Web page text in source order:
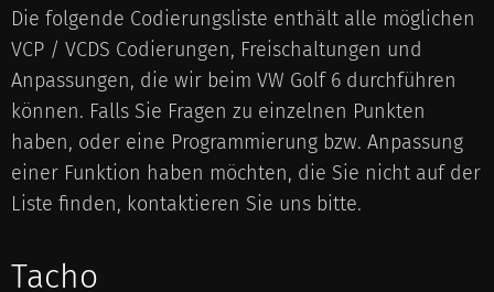
Die folgende Codierungsliste enthält alle möglichen
VCP / VCDS Codierungen, Freischaltungen und
Anpassungen, die wir beim VW Golf 6 durchführen
können. Falls Sie Fragen zu einzelnen Punkten
haben, oder eine Programmierung bzw. Anpassung
einer Funktion haben möchten, die Sie nicht auf der
Liste finden, kontaktieren Sie uns bitte.
Tacho